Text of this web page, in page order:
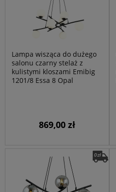
Lampa wisząca do dużego
salonu czarny stelaż z
kulistymi kloszami Emibig
1201/8 Essa 8 Opal
869,00 zł